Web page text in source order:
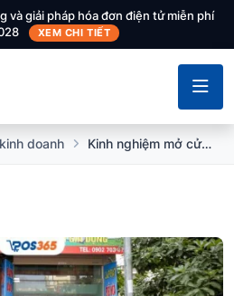
và giải pháp hóa đơn điện tử miễn phí
XEM CHI TIẾT
doanh Kinh nghiệm mở cửa hàng sửa chữa điện dân dụng đông khách